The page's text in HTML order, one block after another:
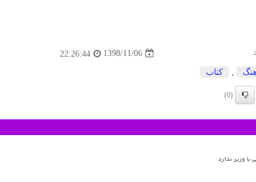
1398/11/06
22:26:44
كتاب
(0)
وزیر ندارد